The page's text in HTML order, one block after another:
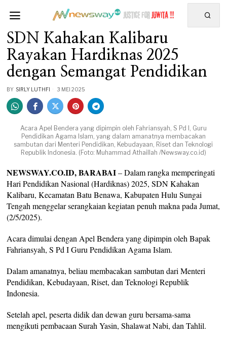
SDN Kahakan Kalibaru
Rayakan Hardiknas 2025
dengan Semangat Pendidikan
BY SIRLY LUTHFI 3 MEI 2025
Acara Apel Bendera yang dipimpin oleh Fahriansyah, S Pd I, Guru
Pendidikan Agama Islam, yang dalam amanatnya membacakan
sambutan dari Menteri Pendidikan, Kebudayaan, Riset dan Teknologi
Republik Indonesia. (Foto: Muhammad Athaillah /Newsway.co.id)
NEWSWAY.CO.ID, BARABAI– Dalam rangka memperingati
Hari Pendidikan Nasional (Hardiknas) 2025, SDN Kahakan
Kalibaru, Kecamatan Batu Benawa, Kabupaten Hulu Sungai
Tengah menggelar serangkaian kegiatan penuh makna pada Jumat,
(2/5/2025).
Acara dimulai dengan Apel Bendera yang dipimpin oleh Bapak
Fahriansyah, S Pd I Guru Pendidikan Agama Islam.
Dalam amanatnya, beliau membacakan sambutan dari Menteri
Pendidikan, Kebudayaan, Riset, dan Teknologi Republik
Indonesia.
Setelah apel, peserta didik dan dewan guru bersama-sama
mengikuti pembacaan Surah Yasin, Shalawat Nabi, dan Tahlil.